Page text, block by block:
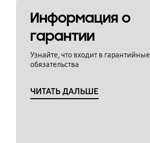
Информация о
гарантии
Узнайте, что входит в гарантийные
обязательства
ЧИТАТЬ ДАЛЬШЕ